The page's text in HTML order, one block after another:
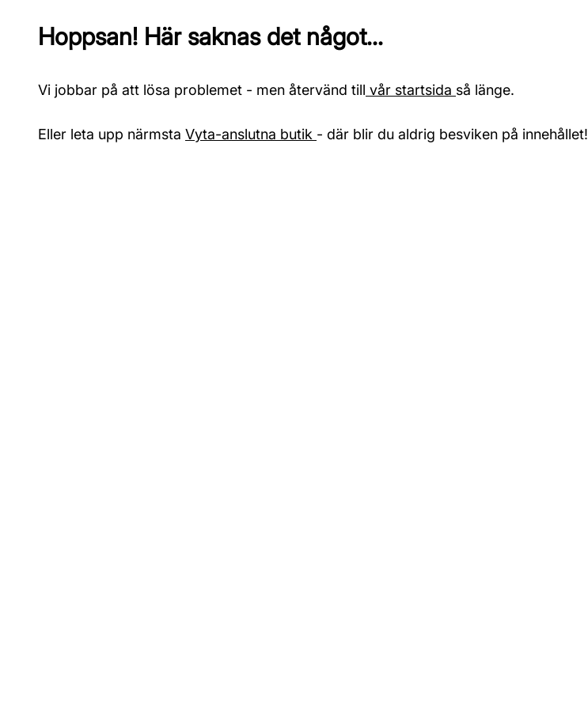
Hoppsan! Här saknas det något...
Vi jobbar på att lösa problemet - men återvänd till vår startsida så länge.
Eller leta upp närmsta Vyta-anslutna butik - där blir du aldrig besviken på innehållet!